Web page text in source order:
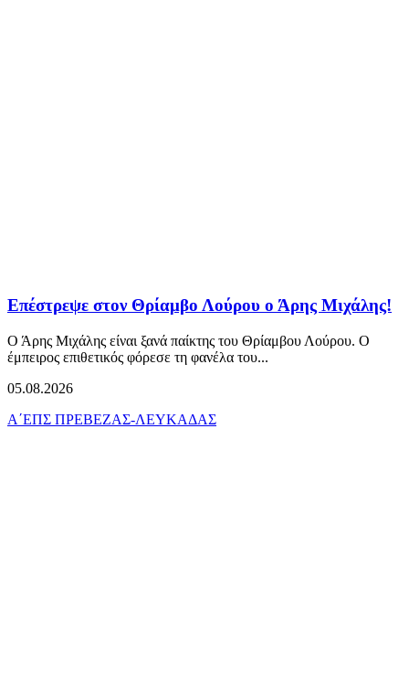
Επέστρεψε στον Θρίαμβο Λούρου ο Άρης Μιχάλης!
Ο Άρης Μιχάλης είναι ξανά παίκτης του Θρίαμβου Λούρου. Ο
έμπειρος επιθετικός φόρεσε τη φανέλα του...
05.08.2026
Α΄ΕΠΣ ΠΡΕΒΕΖΑΣ-ΛΕΥΚΑΔΑΣ